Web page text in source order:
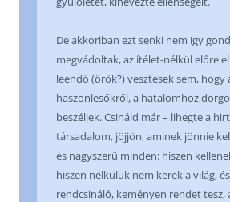
De akkoriban ezt senki nem így
megvádoltak, az ítélet-nélkül előre
leendő (örök?) vesztesek sem, hogy
haszonlesőkről, a hatalomhoz
beszéljek. Csináld már – lihegte a
társadalom, jöjjön, aminek jönnie
és nagyszerű minden: hiszen
hiszen nélkülük nem kerek a világ,
rendcsináló, keményen rendet